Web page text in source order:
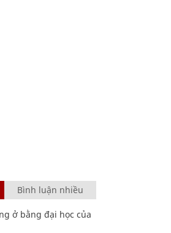
Bình luận nhiều
ở bằng đại học của